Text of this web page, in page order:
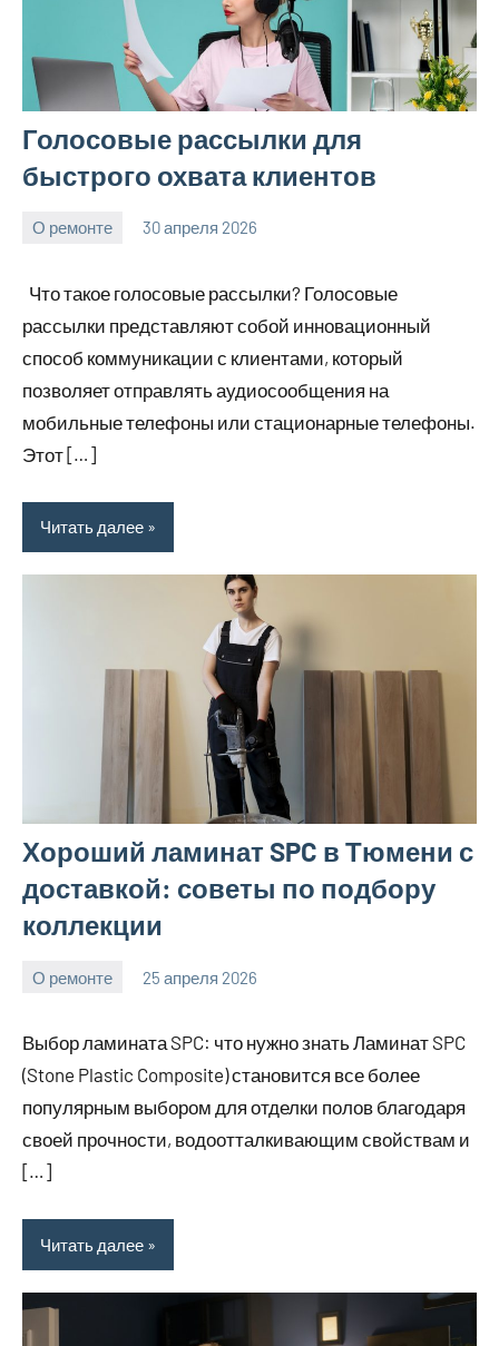
Голосовые рассылки для
быстрого охвата клиентов
О ремонте 30 апреля 2026
Avtor
Нет
Что такое голосовые рассылки? Голосовые
рассылки представляют собой инновационный
способ коммуникации с клиентами, который
позволяет отправлять аудиосообщения на
мобильные телефоны или стационарные телефоны.
Этот […]
Читать далее
Хороший ламинат SPC в Тюмени с
доставкой: советы по подбору
коллекции
О ремонте 25 апреля 2026
Avtor
Нет
Выбор ламината SPC: что нужно знать Ламинат SPC
(Stone Plastic Composite) становится все более
популярным выбором для отделки полов благодаря
своей прочности, водоотталкивающим свойствам и
[…]
Читать далее